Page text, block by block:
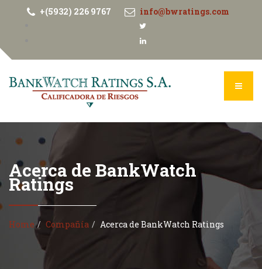
+(5932) 226 9767 info@bwratings.com
Acerca de BankWatch
Ratings
Home Compañía Acerca de BankWatch Ratings